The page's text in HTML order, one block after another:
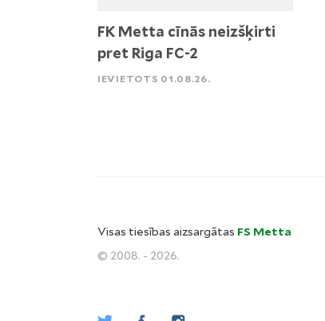
FK Metta cīnās neizšķirti
pret Riga FC-2
IEVIETOTS 01.08.26.
Visas tiesības aizsargātas FS Metta
© 2008. - 2026.